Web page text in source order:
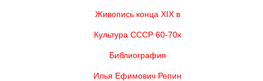
Живопись конца XIX в
Культура СССР 60-70х
Библиография
Илья Ефимович Репин